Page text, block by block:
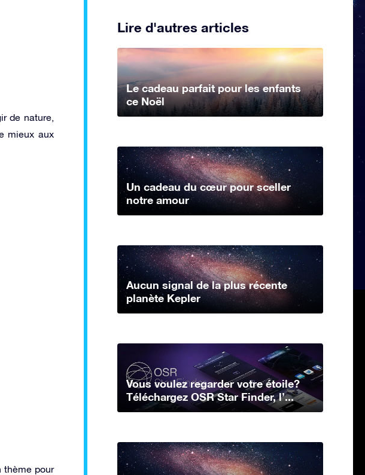
de nature,
mieux aux
thème pour
Lire d'autres articles
Le cadeau parfait pour les enfants
ce Noël
Un cadeau du cœur pour sceller
notre amour
Aucun signal de la plus récente
planète Kepler
Vous voulez regarder votre étoile?
Téléchargez OSR Star Finder, l’...